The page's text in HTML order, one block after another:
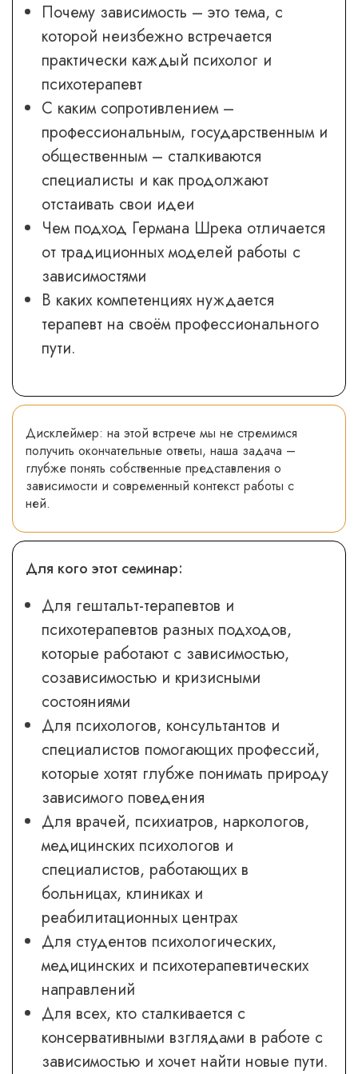
Почему зависимость – это тема, с
которой неизбежно встречается
практически каждый психолог и
психотерапевт
С каким сопротивлением –
профессиональным, государственным и
общественным – сталкиваются
специалисты и как продолжают
отстаивать свои идеи
Чем подход Германа Шрека отличается
от традиционных моделей работы с
зависимостями
В каких компетенциях нуждается
терапевт на своём профессионального
пути.
Дисклеймер: на этой встрече мы не стремимся
получить окончательные ответы, наша задача –
глубже понять собственные представления о
зависимости и современный контекст работы с
ней.
Для кого этот семинар:
Для гештальт-терапевтов и
психотерапевтов разных подходов,
которые работают с зависимостью,
созависимостью и кризисными
состояниями
Для психологов, консультантов и
специалистов помогающих профессий,
которые хотят глубже понимать природу
зависимого поведения
Для врачей, психиатров, наркологов,
медицинских психологов и
специалистов, работающих в
больницах, клиниках и
реабилитационных центрах
Для студентов психологических,
медицинских и психотерапевтических
направлений
Для всех, кто сталкивается с
консервативными взглядами в работе с
зависимостью и хочет найти новые пути.